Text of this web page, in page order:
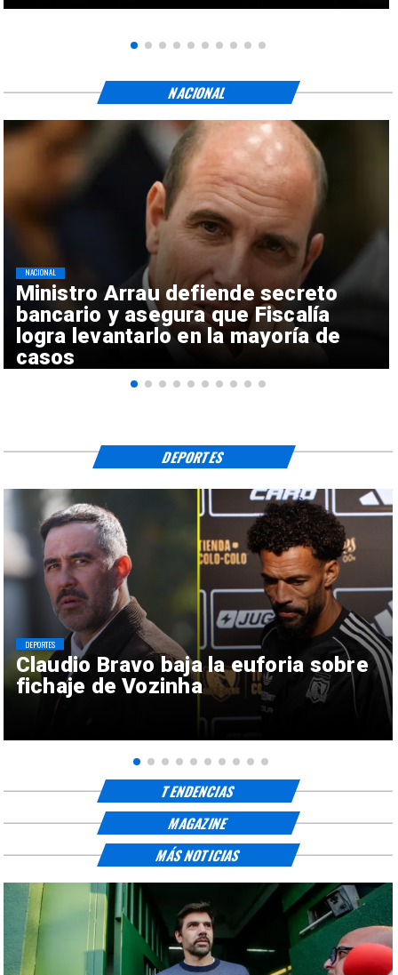
Ministro Arrau defiende secreto
bancario y asegura que Fiscalía
logra levantarlo en la mayoría de
casos
NACIONAL
NACIONAL
Claudio Bravo baja la euforia sobre
fichaje de Vozinha
DEPORTES
DEPORTES
TENDENCIAS
MAGAZINE
MÁS NOTICIAS